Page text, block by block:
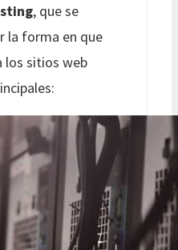
, que se
la forma en que
los sitios web